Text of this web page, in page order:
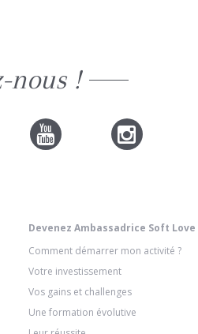
nous !
Devenez Ambassadrice Soft Love
Comment démarrer mon activité ?
Votre investissement
Vos gains et challenges
Une formation évolutive